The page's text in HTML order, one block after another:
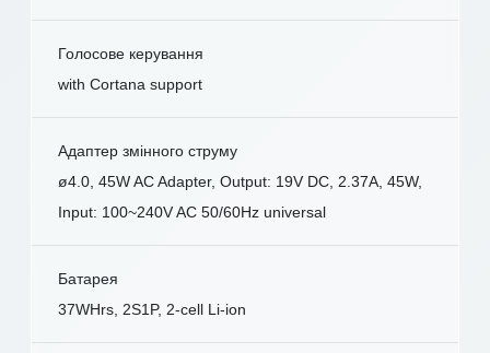
Голосове керування
with Cortana support
Адаптер змінного струму
ø4.0, 45W AC Adapter, Output: 19V DC, 2.37A, 45W,
Input: 100~240V AC 50/60Hz universal
Батарея
37WHrs, 2S1P, 2-cell Li-ion